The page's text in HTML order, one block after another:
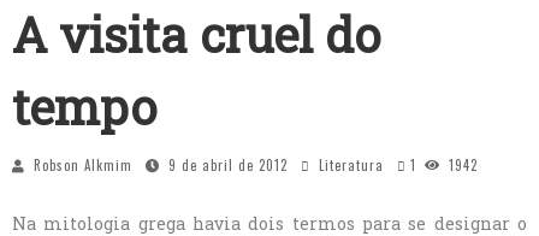
A visita cruel do
tempo
Robson Alkmim 9 de abril de 2012 Literatura 1 1942
Na mitologia grega havia dois termos para se designar o